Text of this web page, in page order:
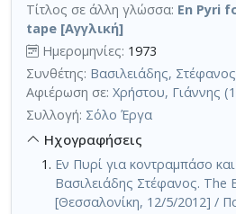
Τίτλος σε άλλη γλώσσα: En Pyri
tape [Αγγλική]
Ημερομηνίες: 1973
Συνθέτης: Βασιλειάδης,
Αφιέρωση σε: Χρήστου, Γιάννης
Συλλογή: Σόλο Έργα
Ηχογραφήσεις
Εν Πυρί για κοντραμπάσο
Βασιλειάδης Στέφανος. The
[Θεσσαλονίκη, 12/5/2012] /